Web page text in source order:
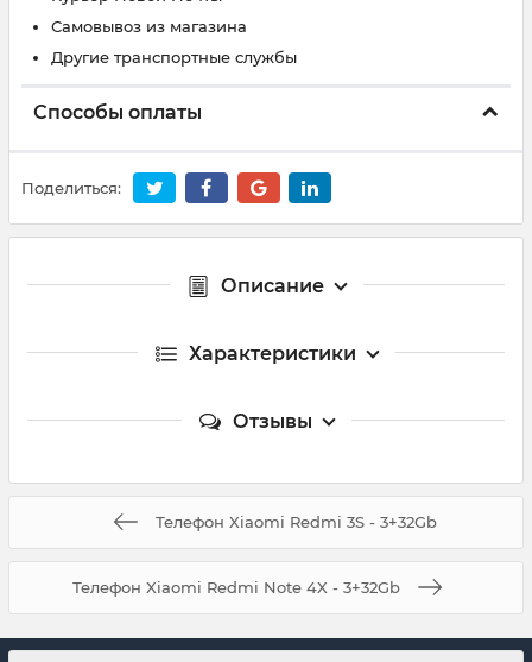
Самовывоз из магазина
Другие транспортные службы
Способы оплаты
Поделиться:
Описание
Характеристики
Отзывы
Телефон Xiaomi Redmi 3S - 3+32Gb
Телефон Xiaomi Redmi Note 4X - 3+32Gb